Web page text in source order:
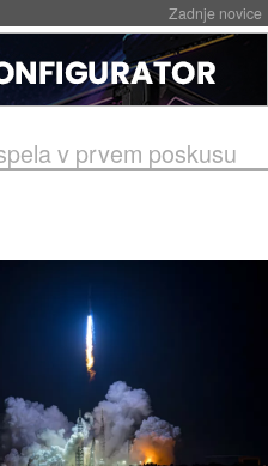
Zadnje novice
v prvem poskusu